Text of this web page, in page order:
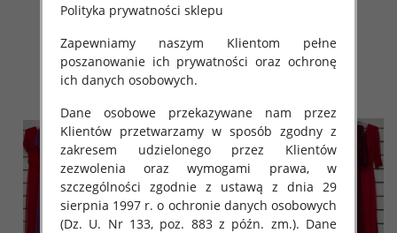
78.00 zł
szczegóły szczegóły
Polityka prywatności sklepu
Zapewniamy naszym Klientom pełne
poszanowanie ich prywatności oraz ochronę
ich danych osobowych.
Dane osobowe przekazywane nam przez
Klientów przetwarzamy w sposób zgodny z
zakresem udzielonego przez Klientów
zezwolenia oraz wymogami prawa, w
szczególności zgodnie z ustawą z dnia 29
sierpnia 1997 r. o ochronie danych osobowych
(Dz. U. Nr 133, poz. 883 z późn. zm.). Dane